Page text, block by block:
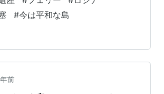
の開店状況 ４．もう一つの島
スオメンリンナ島への行き方と
リンナ島は、ヘルシンキの南に位
ト広場からフェリーで行きます。
り、電車やバスと同じ運行会社
つ別…
#今は平和な島
前